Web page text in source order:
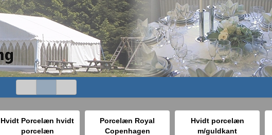
Hvidt Porcelæn hvidt
porcelæn
Porcelæn Royal
Copenhagen
Hvidt porcelæn
m/guldkant